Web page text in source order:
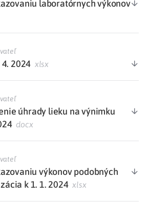
laboratórnych výkonov
2024 xlsx
úhrady lieku na výnimku
docx
výkonov podobných
k 1. 1. 2024xlsx